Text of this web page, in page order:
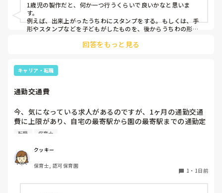
1歳児の製作だと、何か一つ行うくらいで良いかなと思いま
す。
例えば、出来上がったうちわにスタンプをする。もしくは、手
形やスタンプなどを子どもがしたものを、後からうちわの形に
雨遊び、氷遊び、など間食遊びをたくさん行っています。
す！いつもと違うおもちゃ、室内に興味津々です！
回答をもっと見る
キャリア・転職
通勤交通費
今、気になっている求人があるのですが、1ヶ月の通勤交通
費に上限があり、自宅の最寄駅から園の最寄駅までの通勤定
期代が5,000円ほどオーバーします
私としてはなかなか大きい金額なので、この時点で応募を迷
っているのですが、皆さんならどうしますか？
転職 保育士
クッキー
保育士, 認可保育園
1 ・ 1日前